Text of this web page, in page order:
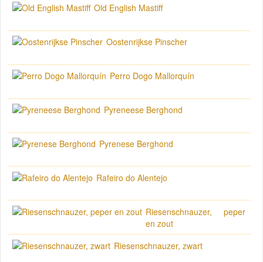
Old English Mastiff
Oostenrijkse Pinscher
Perro Dogo Mallorquín
Pyreneese Berghond
Pyrenese Berghond
Rafeiro do Alentejo
Riesenschnauzer, peper
en zout
Riesenschnauzer, zwart